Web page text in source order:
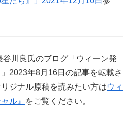
川良氏のブログ「ウィーン発
2023年8月16日の記事を転載さ
ジナル原稿を読みたい方はウィ
ル』
をご覧ください。